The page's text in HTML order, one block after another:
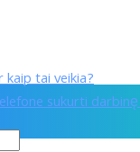
kaip tai veikia?
sukurti